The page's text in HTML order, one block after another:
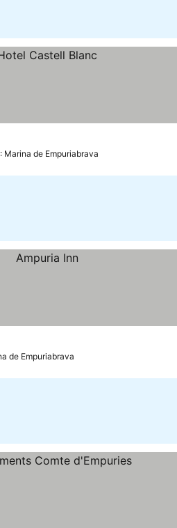
Marina de Empuriabrava
de Empuriabrava